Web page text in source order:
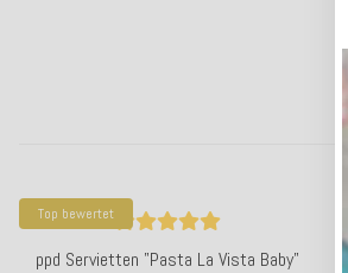
Top bewertet
ppd Servietten "Pasta La Vista Baby"